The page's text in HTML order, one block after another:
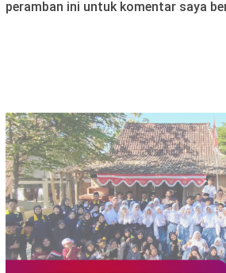
peramban ini untuk komentar saya